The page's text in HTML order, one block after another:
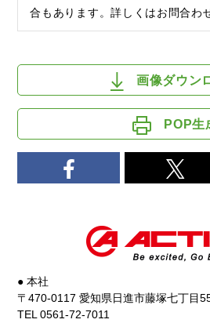
合もあります。詳しくはお問合わ
画像ダウン
POP生
● 本社
〒470-0117 愛知県日進市藤塚七丁目
TEL 0561-72-7011